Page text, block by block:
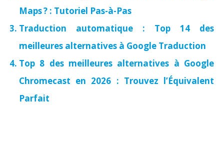
Maps ? : Tutoriel Pas-à-Pas
Traduction automatique : Top 14 des
meilleures alternatives à Google Traduction
Top 8 des meilleures alternatives à Google
Chromecast en 2026 : Trouvez l’Équivalent
Parfait